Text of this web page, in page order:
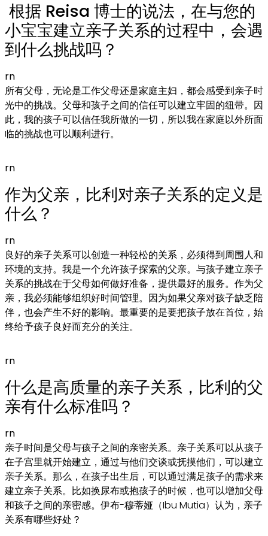
根据 Reisa 博士的说法，在与您的
小宝宝建立亲子关系的过程中，会遇
到什么挑战吗？
rn
所有父母，无论是工作父母还是家庭主妇，都会感受到亲子时
光中的挑战。父母和孩子之间的信任可以建立牢固的纽带。因
此，我的孩子可以信任我所做的一切，所以我在家庭以外所面
临的挑战也可以顺利进行。
rn
作为父亲，比利对亲子关系的定义是
什么？
rn
良好的亲子关系可以创造一种轻松的关系，必须得到周围人和
环境的支持。我是一个允许孩子探索的父亲。与孩子建立亲子
关系的挑战在于父母如何做好准备，提供最好的服务。作为父
亲，我必须能够组织好时间管理。因为如果父亲对孩子缺乏陪
伴，也会产生不好的影响。最重要的是要把孩子放在首位，始
终给予孩子良好而充分的关注。
rn
什么是高质量的亲子关系，比利的父
亲有什么标准吗？
rn
亲子时间是父母与孩子之间的亲密关系。亲子关系可以从孩子
在子宫里就开始建立，通过与他们交谈或抚摸他们，可以建立
亲子关系。那么，在孩子出生后，可以通过满足孩子的需求来
建立亲子关系。比如换尿布或抱孩子的时候，也可以增加父母
和孩子之间的亲密感。伊布-穆蒂娅（Ibu Mutia）认为，亲子
关系有哪些好处？